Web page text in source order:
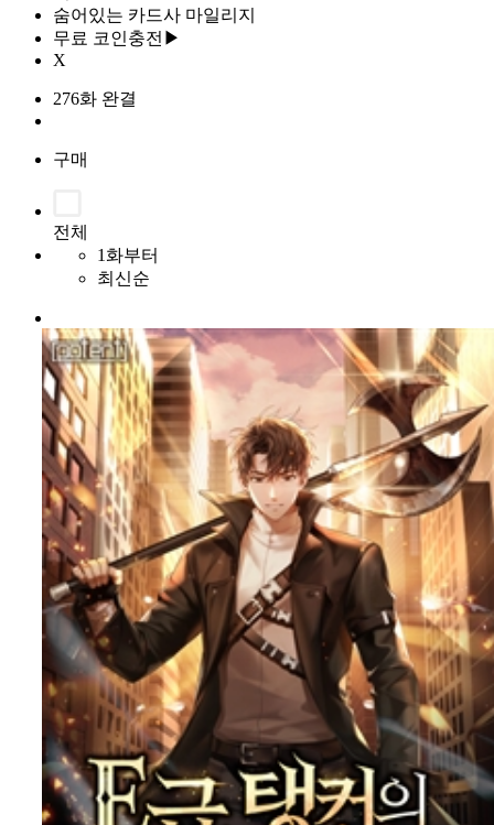
숨어있는 카드사 마일리지
무료 코인충전▶
X
276화 완결
구매
전체
1화부터
최신순